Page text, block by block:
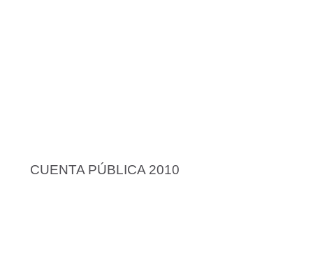
CUENTA PÚBLICA 2010